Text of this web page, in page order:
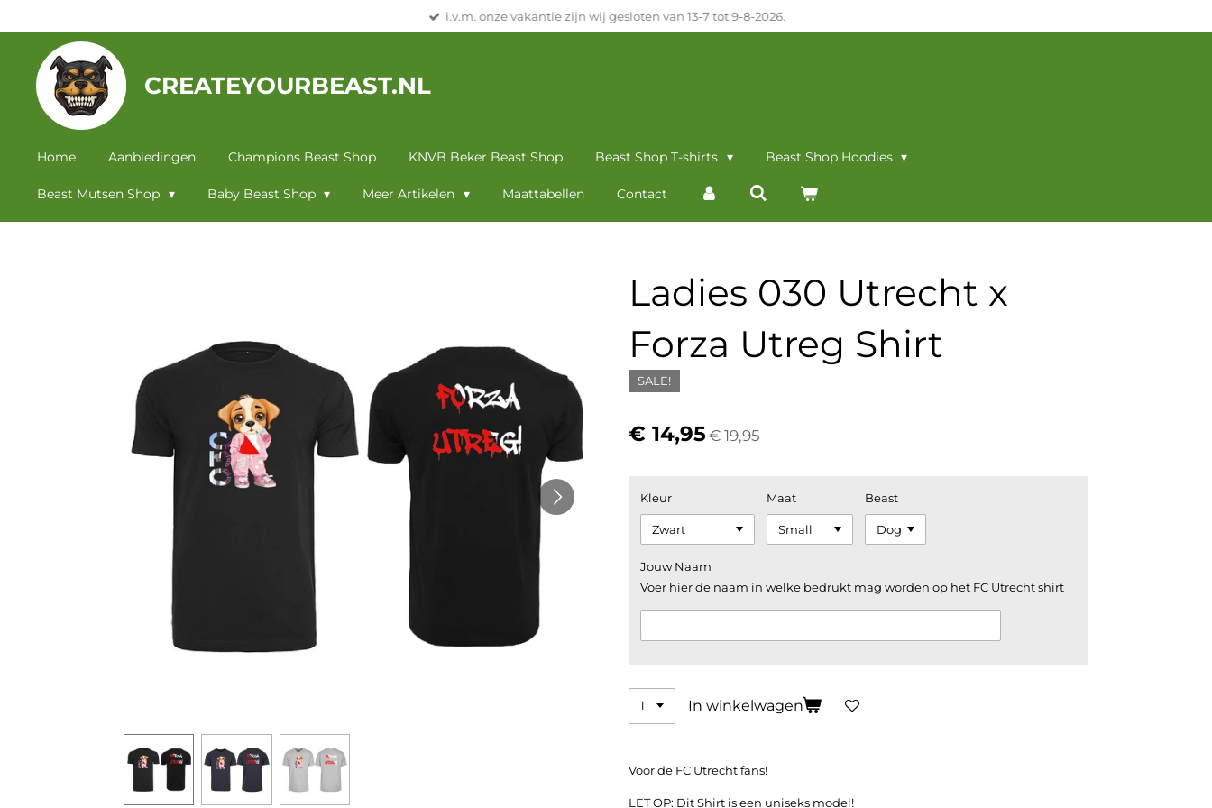
hoofdinhoud
i.v.m. onze vakantie zijn wij gesloten van 13-7 tot 9-8-2026.
CREATEYOURBEAST.NL
Home Aanbiedingen Champions Beast Shop KNVB Beker Beast Shop Beast Shop T-shirts Beast Shop Hoodies
Beast Mutsen Shop Baby Beast Shop Meer Artikelen Maattabellen Contact
Ladies 030 Utrecht x
Forza Utreg Shirt
SALE!
€ 14,95€ 19,95
Kleur Maat Beast
Jouw Naam
Voer hier de naam in welke bedrukt mag worden op het FC Utrecht shirt
In winkelwagen
Voor de FC Utrecht fans!
LET OP: Dit Shirt is een uniseks model!